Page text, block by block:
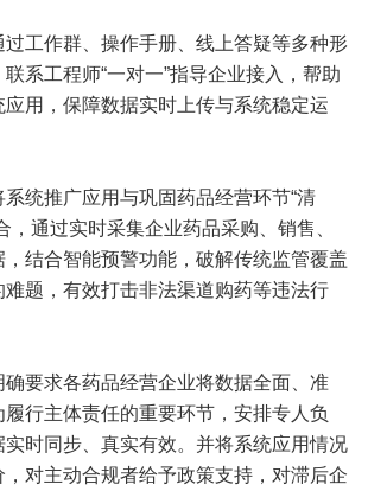
过工作群、操作手册、线上答疑等多种形
系工程师“一对一”指导企业接入，帮助
用，保障数据实时上传与系统稳定运
统推广应用与巩固药品经营环节“清
，通过实时采集企业药品采购、销售、
，结合智能预警功能，破解传统监管覆盖
题，有效打击非法渠道购药等违法行
确要求各药品经营企业将数据全面、准
行主体责任的重要环节，安排专人负
时同步、真实有效。并将系统应用情况
对主动合规者给予政策支持，对滞后企